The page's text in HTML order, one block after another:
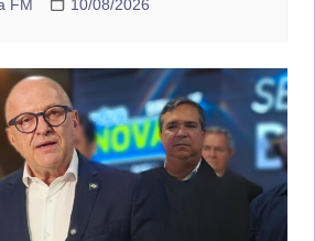
FM 10/08/2026